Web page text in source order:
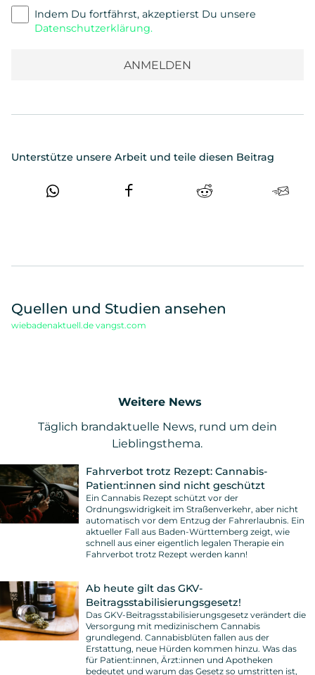
Indem Du fortfährst, akzeptierst Du unsere
Datenschutzerklärung.
Unterstütze unsere Arbeit und teile diesen Beitrag
Quellen und Studien ansehen
wiebadenaktuell.de vangst.com
Weitere News
Täglich brandaktuelle News, rund um dein
Lieblingsthema.
Fahrverbot trotz Rezept: Cannabis-
Patient:innen sind nicht geschützt
Ein Cannabis Rezept schützt vor der
Ordnungswidrigkeit im Straßenverkehr, aber nicht
automatisch vor dem Entzug der Fahrerlaubnis. Ein
aktueller Fall aus Baden-Württemberg zeigt, wie
schnell aus einer eigentlich legalen Therapie ein
Fahrverbot trotz Rezept werden kann!
Ab heute gilt das GKV-
Beitragsstabilisierungsgesetz!
Das GKV-Beitragsstabilisierungsgesetz verändert die
Versorgung mit medizinischem Cannabis
grundlegend. Cannabisblüten fallen aus der
Erstattung, neue Hürden kommen hinzu. Was das
für Patient:innen, Ärzt:innen und Apotheken
bedeutet und warum das Gesetz so umstritten ist,